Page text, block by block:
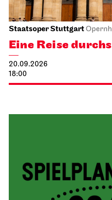
Staatsoper Stuttgart
Eine Reise
20.09.2026
18:00